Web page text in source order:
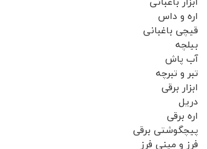
اره و داس
قیچی باغبانی
بیلچه
آب پاش
تبر و تبرچه
ابزار برقی
دریل
اره برقی
پیچگوشتی برقی
فرز و مینی فرز